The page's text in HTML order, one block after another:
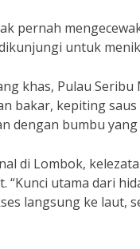
pernah
untuk
khas, Pulau
bakar, kepiting
dengan bumbu
di Lombok,
“Kunci utama dari
langsung ke laut,